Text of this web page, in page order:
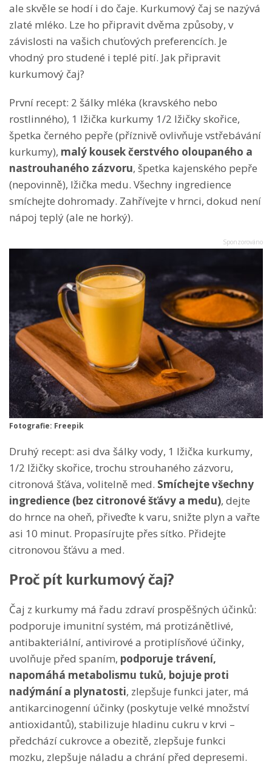
ale skvěle se hodí i do čaje. Kurkumový čaj se nazývá
zlaté mléko. Lze ho připravit dvěma způsoby, v
závislosti na vašich chuťových preferencích. Je
vhodný pro studené i teplé pití. Jak připravit
kurkumový čaj?
První recept: 2 šálky mléka (kravského nebo
rostlinného), 1 lžička kurkumy 1/2 lžičky skořice,
špetka černého pepře (příznivě ovlivňuje vstřebávání
kurkumy), malý kousek čerstvého oloupaného a
nastrouhaného zázvoru, špetka kajenského pepře
(nepovinně), lžička medu. Všechny ingredience
smíchejte dohromady. Zahřívejte v hrnci, dokud není
nápoj teplý (ale ne horký).
Fotografie: Freepik
Druhý recept: asi dva šálky vody, 1 lžička kurkumy,
1/2 lžičky skořice, trochu strouhaného zázvoru,
citronová šťáva, volitelně med. Smíchejte všechny
ingredience (bez citronové šťávy a medu), dejte
do hrnce na oheň, přiveďte k varu, snižte plyn a vařte
asi 10 minut. Propasírujte přes sítko. Přidejte
citronovou šťávu a med.
Proč pít kurkumový čaj?
Čaj z kurkumy má řadu zdraví prospěšných účinků:
podporuje imunitní systém, má protizánětlivé,
antibakteriální, antivirové a protiplísňové účinky,
uvolňuje před spaním, podporuje trávení,
napomáhá metabolismu tuků, bojuje proti
nadýmání a plynatosti, zlepšuje funkci jater, má
antikarcinogenní účinky (poskytuje velké množství
antioxidantů), stabilizuje hladinu cukru v krvi –
předchází cukrovce a obezitě, zlepšuje funkci
mozku, zlepšuje náladu a chrání před depresemi.